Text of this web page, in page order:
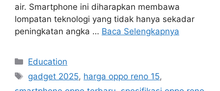
air. Smartphone ini diharapkan membawa
lompatan teknologi yang tidak hanya sekadar
peningkatan angka … Baca Selengkapnya
Kategori
Education
Tag
gadget 2025, harga oppo reno 15,